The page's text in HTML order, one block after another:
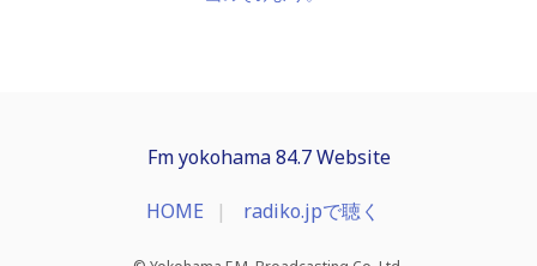
Fm yokohama 84.7 Website
HOME radiko.jpで聴く